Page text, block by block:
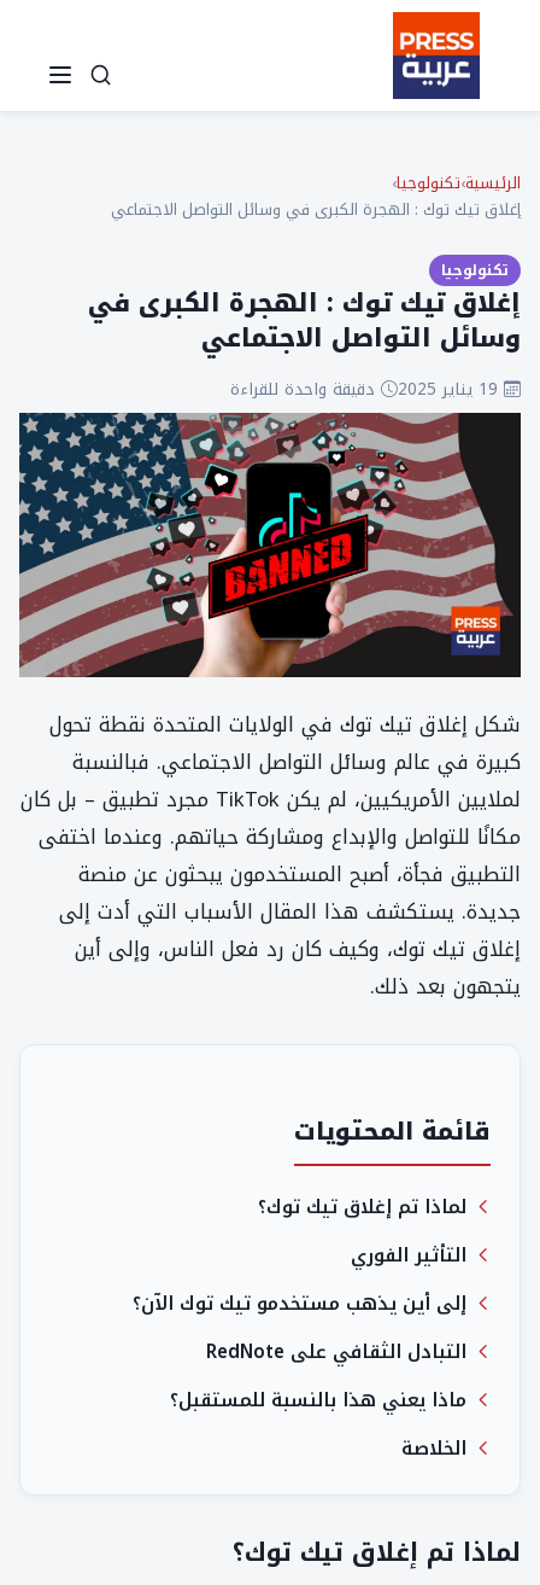
الرئيسية›تكنولوجيا›
إغلاق تيك توك : الهجرة الكبرى في وسائل التواصل الاجتماعي
تكنولوجيا
إغلاق تيك توك : الهجرة الكبرى في
وسائل التواصل الاجتماعي
دقيقة واحدة للقراءة
شكل إغلاق تيك توك في الولايات المتحدة نقطة تحول
كبيرة في عالم وسائل التواصل الاجتماعي. فبالنسبة
لملايين الأمريكيين، لم يكن TikTok مجرد تطبيق – بل كان
مكانًا للتواصل والإبداع ومشاركة حياتهم. وعندما اختفى
التطبيق فجأة، أصبح المستخدمون يبحثون عن منصة
جديدة. يستكشف هذا المقال الأسباب التي أدت إلى
إغلاق تيك توك، وكيف كان رد فعل الناس، وإلى أين
يتجهون بعد ذلك.
قائمة المحتويات
لماذا تم إغلاق تيك توك؟
التأثير الفوري
إلى أين يذهب مستخدمو تيك توك الآن؟
التبادل الثقافي على RedNote
ماذا يعني هذا بالنسبة للمستقبل؟
الخلاصة
لماذا تم إغلاق تيك توك؟